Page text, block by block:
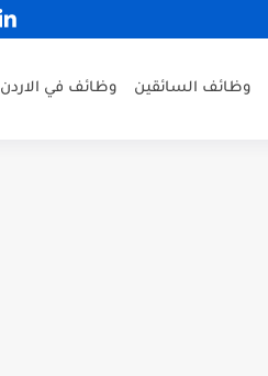
وظائف السائقين وظائف في الاردن